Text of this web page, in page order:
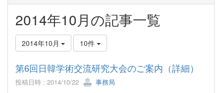
2014年10月の記事一覧
2014年10月 10件
第6回日韓学術交流研究大会のご案内（詳細）
投稿日時 : 2014/10/22 事務局